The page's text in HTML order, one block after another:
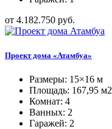
от 4.182.750 руб.
Проект дома «Атамбуа»
Размеры: 15×16 м
Площадь: 167,95 м2
Комнат: 4
Ванных: 2
Гаражей: 2